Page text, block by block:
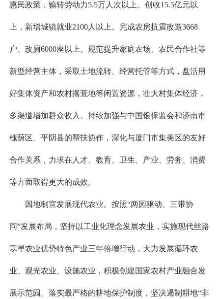
惠民政策，输转劳动力5.5万人次以上、创收15.5亿元以
上，新增城镇就业2100人以上。完成农房抗震改造3668
户、改厕6000座以上。规范提升家庭农场、农民合作社等
新型经营主体，采取土地流转、经营托管等方式，盘活用
好集体资产和农村撂荒地等闲置资源，壮大村集体经济，
多渠道增加群众收入。持续加强与中国银保监会和济南市
槐荫区、平阴县的帮扶协作，深化与厦门市集美区的友好
合作关系，力求在人才、教育、卫生、产业、劳务、消费
等方面取得更大的成效。
因地制宜发展现代农业。按照“两园驱动、三带协
同”发展布局，坚持以工业化理念发展农业，实施现代丝路
寒旱农业优势特色产业三年倍增行动，大力发展循环农
业、观光农业、设施农业，积极创建国家农村产业融合发
展示范园。落实最严格的耕地保护制度，坚决遏制耕地“非